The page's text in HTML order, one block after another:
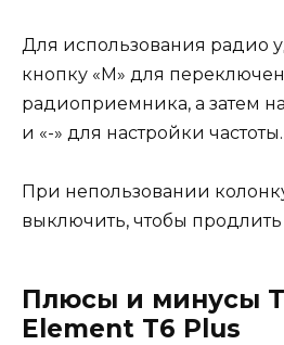
Для использования радио
кнопку «M» для
радиоприемника, а затем
и «-» для настройки частоты.
При непользовании
выключить, чтобы
Плюсы и минусы
Element T6 Plus